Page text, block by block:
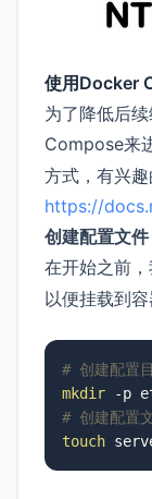
使用Docker
为了降低后
Compose来
方式，有兴趣
https://
创建配置文件
在开始之前
以便挂载到容
# 创建配置
mkdir
# 创建配置
touch